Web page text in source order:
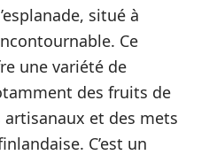
situé à
Ce
une variété de
des fruits de
et des mets
C’est un